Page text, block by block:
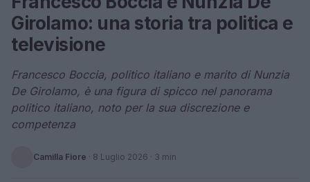
Girolamo: una storia tra politica e
televisione
Francesco Boccia, politico italiano e marito di Nunzia
De Girolamo, è una figura di spicco nel panorama
politico italiano, noto per la sua discrezione e
competenza
Camilla Fiore · 8 Luglio 2026 · 3 min